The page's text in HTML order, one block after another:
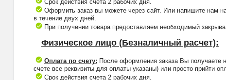
Срок действия счета 2 рабочих дня.
Оформить заказ вы можете через сайт. Или напишите нам
в течение двух дней.
При получении товара предоставляем необходимый
Физическое лицо (Безналичный расчет):
Оплата по счету: После оформления заказа Вы получаете
счете все реквизиты для оплаты указаны) или просто прийти
Срок действия счета 2 рабочих дня.